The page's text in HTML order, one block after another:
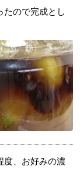
たので完成とし
、お好みの濃